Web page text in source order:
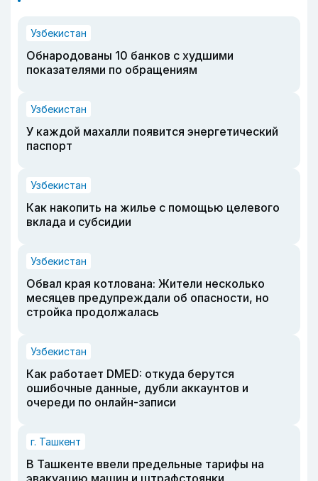
Узбекистан
Обнародованы 10 банков с худшими
показателями по обращениям
Узбекистан
У каждой махалли появится энергетический
паспорт
Узбекистан
Как накопить на жилье с помощью целевого
вклада и субсидии
Узбекистан
Обвал края котлована: Жители несколько
месяцев предупреждали об опасности, но
стройка продолжалась
Узбекистан
Как работает DMED: откуда берутся
ошибочные данные, дубли аккаунтов и
очереди по онлайн-записи
г. Ташкент
В Ташкенте ввели предельные тарифы на